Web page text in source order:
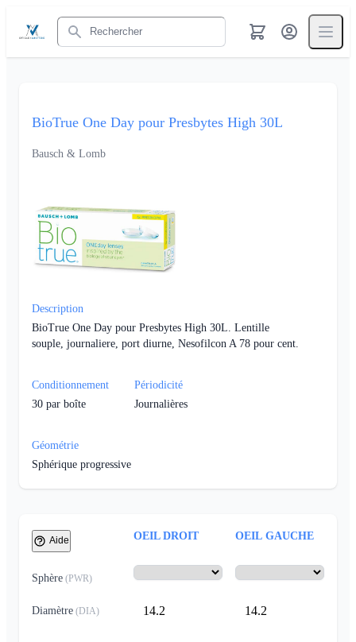
Rechercher
BioTrue One Day pour Presbytes High 30L
Bausch & Lomb
Description
BioTrue One Day pour Presbytes High 30L. Lentille
souple, journaliere, port diurne, Nesofilcon A 78 pour cent.
Conditionnement
30 par boîte
Périodicité
Journalières
Géométrie
Sphérique progressive
Aide OEIL DROIT OEIL GAUCHE
Sphère (PWR)
Diamètre (DIA) 14.2 14.2